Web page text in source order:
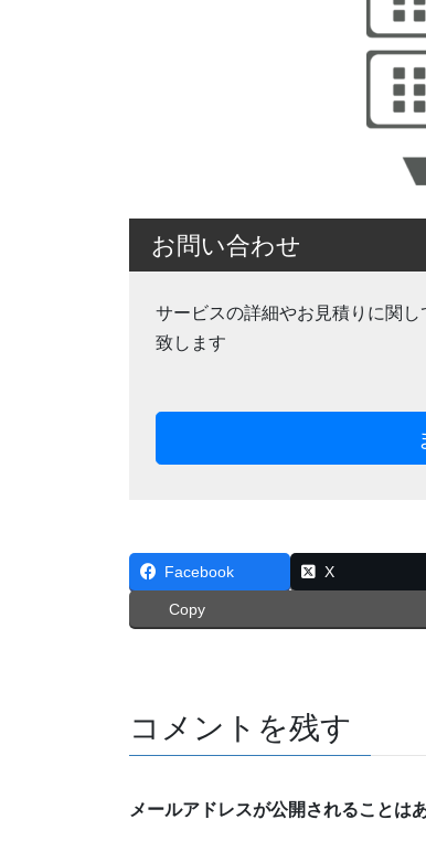
お問い合わせ
サービスの詳細やお見積りに関
致します
Facebook X
Copy
コメントを残す
メールアドレスが公開されることは